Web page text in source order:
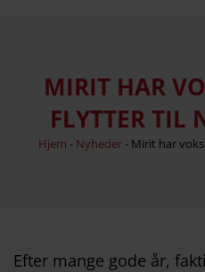
MIRIT HAR
FLYTTER TIL
Hjem - Nyheder- Mirit har
Efter mange gode år,